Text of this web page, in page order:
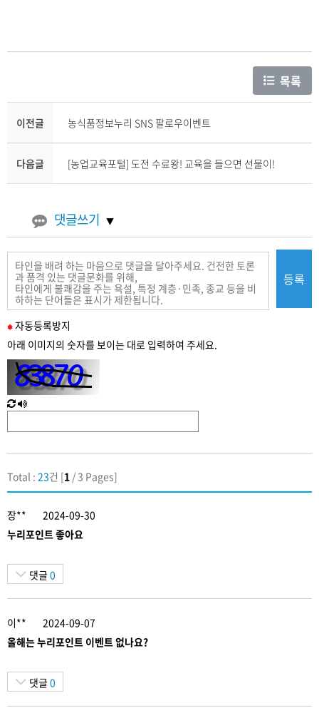
목록
이전글 농식품정보누리 SNS 팔로우이벤트
다음글 [농업교육포털] 도전 수료왕! 교육을 들으면 선물이!
댓글쓰기
필
수
력
자동등록방지
아래 이미지의 숫자를 보이는 대로 입력하여 주세요.
새
로
침
한
글
성
등록
Total : 23건 [1 / 3 Pages]
장**
2024-09-30
누리포인트 좋아요
댓글 0
이**
2024-09-07
올해는 누리포인트 이벤트 없나요?
댓글 0